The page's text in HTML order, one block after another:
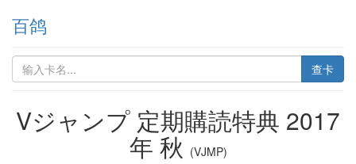
百鸽
查卡
Vジャンプ 定期購読特典 2017
年 秋 (VJMP)